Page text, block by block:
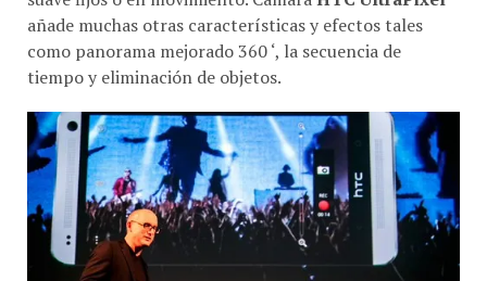
añade muchas otras características y efectos tales
como panorama mejorado 360 ‘, la secuencia de
tiempo y eliminación de objetos.